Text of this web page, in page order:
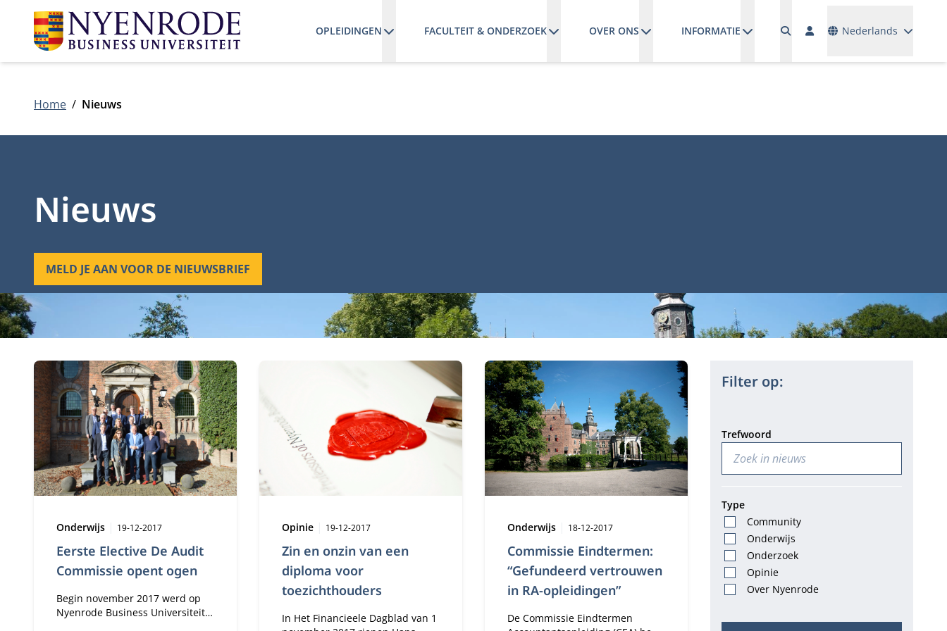
OPLEIDINGEN FACULTEIT & ONDERZOEK OVER ONS INFORMATIE Nederlands
Home Nieuws
Nieuws
MELD JE AAN VOOR DE NIEUWSBRIEF
1543 nieuwsartikelen
Eerste Elective De Audit
Commissie opent ogen
Type:
Onderwijs Publicatiedatum:
19-12-2017
Begin november 2017 werd op
Nyenrode Business Universiteit
Zin en onzin van een
diploma voor
toezichthouders
Type:
Opinie Publicatiedatum:
19-12-2017
In Het Financieele Dagblad van 1
Commissie Eindtermen:
“Gefundeerd vertrouwen
in RA-opleidingen”
Type:
Onderwijs Publicatiedatum:
18-12-2017
De Commissie Eindtermen
Filter op:
Trefwoord
Type
Community
Onderwijs
Onderzoek
Opinie
Over Nyenrode